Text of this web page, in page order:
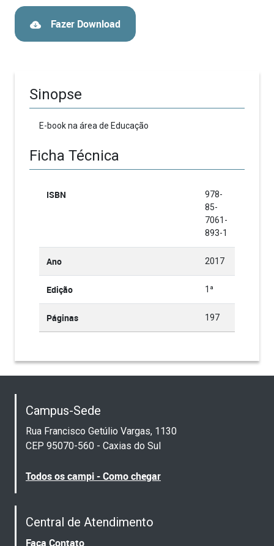
Fazer Download
Sinopse
E-book na área de Educação
Ficha Técnica
ISBN
978-
85-
7061-
893-1
Ano 2017
Edição 1ª
Páginas 197
Campus-Sede
Rua Francisco Getúlio Vargas, 1130
CEP 95070-560 - Caxias do Sul
Todos os campi - Como chegar
Central de Atendimento
Faça Contato